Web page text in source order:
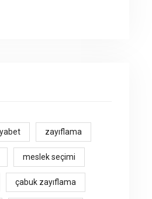
zayıflama
meslek seçimi
çabuk zayıflama